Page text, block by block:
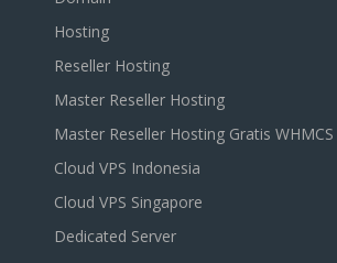
Hosting
Reseller Hosting
Master Reseller Hosting
Master Reseller Hosting Gratis WHMCS
Cloud VPS Indonesia
Cloud VPS Singapore
Dedicated Server